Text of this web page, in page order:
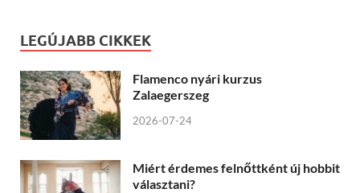
LEGÚJABB CIKKEK
Flamenco nyári kurzus
Zalaegerszeg
2026-07-24
Miért érdemes felnőttként új hobbit
választani?